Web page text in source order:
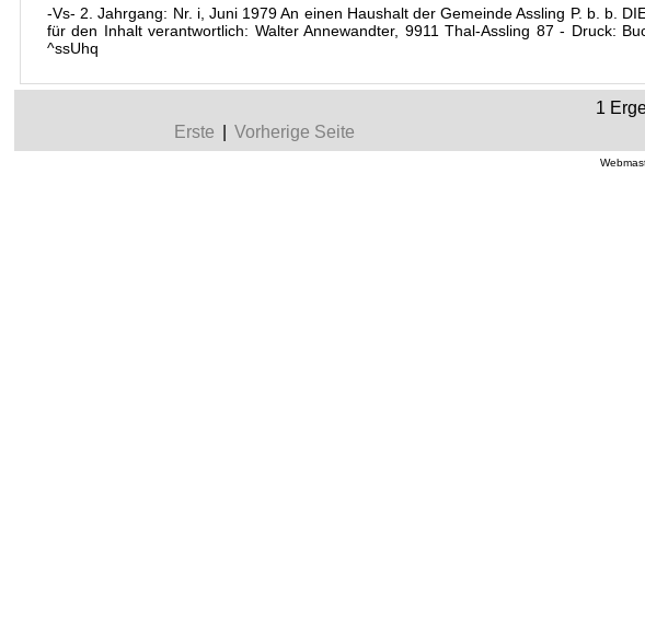
-Vs- 2. Jahrgang: Nr. i, Juni 1979 An einen Haushalt der Gemeinde Assling P. b. b.
für den Inhalt verantwortlich: Walter Annewandter, 9911 Thal-Assling 87 - Druck:
^ssUhq
1
Erste
Vorherige Seite